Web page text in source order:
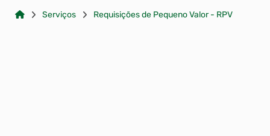
Transparência
Serviços Requisições de Pequeno Valor - RPV